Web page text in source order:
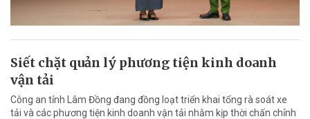
Siết chặt quản lý phương tiện kinh doanh
vận tải
Công an tỉnh Lâm Đồng đang đồng loạt triển khai tổng rà soát xe
tải và các phương tiện kinh doanh vận tải nhằm kịp thời chấn chỉnh